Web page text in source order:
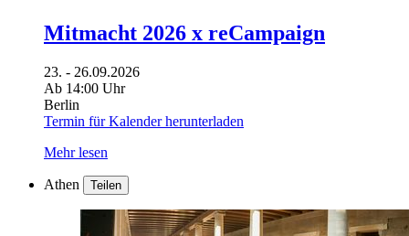
Mitmacht 2026 x reCampaign
23. - 26.09.2026
Ab 14:00 Uhr
Berlin
Termin für Kalender herunterladen
Mehr lesen
Athen Teilen